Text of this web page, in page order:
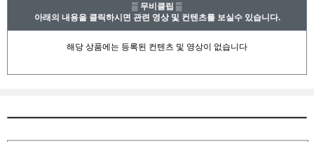
▒ 무비클립 ▒
아래의 내용을 클릭하시면 관련 영상 및 컨텐츠를 보실수 있습니다.